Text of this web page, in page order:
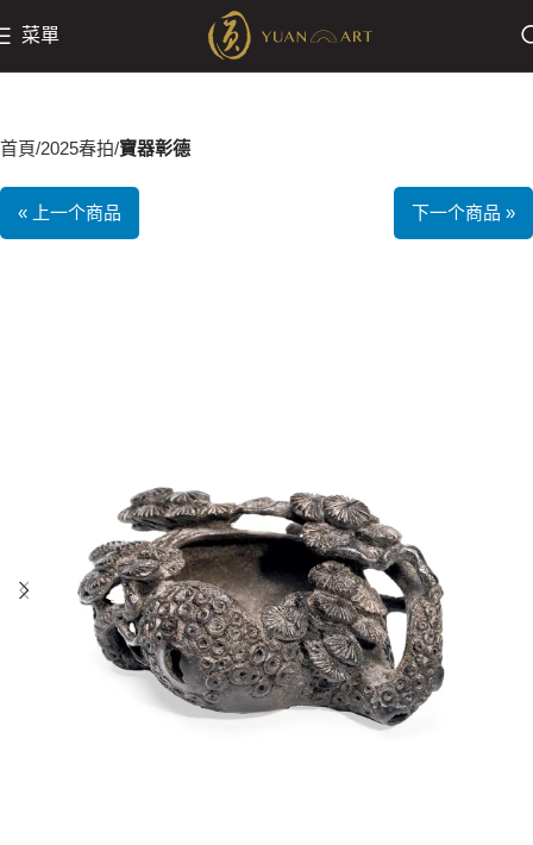
菜單
首頁 2025春拍 寶器彰德
« 上一个商品 下一个商品 »